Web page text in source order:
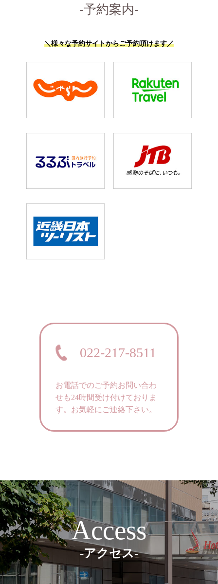
-予約案内-
＼様々な予約サイトからご予約頂けます／
022-217-8511
お電話でのご予約お問い合わ
せも24時間受け付けておりま
す。 お気軽にご連絡下さい。
Access
-アクセス-